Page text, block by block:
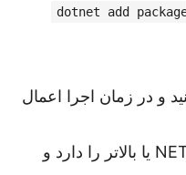
dotnet add
و در زمان اجرا اعمال